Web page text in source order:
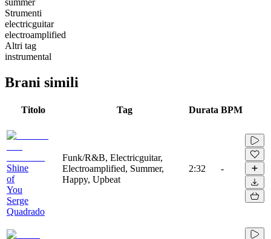
Strumenti
electricguitar
electroamplified
Altri tag
instrumental
Brani simili
Titolo Tag Durata BPM
Shine
of
You
Serge
Quadrado
Funk/R&B, Electricguitar,
Electroamplified, Summer,
Happy, Upbeat
2:32 -